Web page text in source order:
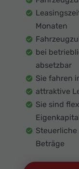
Monaten
bei
absetzbar
Sie fahren
attraktive
Sie sind
Beträge